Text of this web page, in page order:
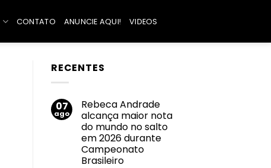
CONTATO ANUNCIE AQUI! VIDEOS
RECENTES
07
ago
Rebeca Andrade
alcança maior nota
do mundo no salto
em 2026 durante
Campeonato
Brasileiro